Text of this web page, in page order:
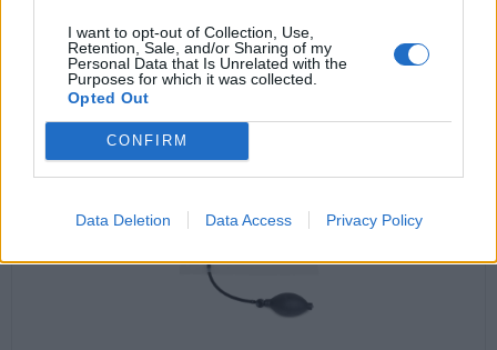
I want to opt-out of Collection, Use,
Retention, Sale, and/or Sharing of my
Personal Data that Is Unrelated with the
Purposes for which it was collected.
Opted Out
CONFIRM
Data Deletion Data Access Privacy Policy
Leverans till er dörr
Vi levererar kontorsmöbler till ert
kontor
Köp till